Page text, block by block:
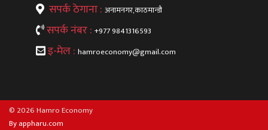
सपर्क ठेगाना : अनामनगर,काठमान्डौ
सपर्क नंबर : +977 9841316593
इ-मेल : hamroeconomy@gmail.com
© 2026 Hamro Economy
By appharu.com